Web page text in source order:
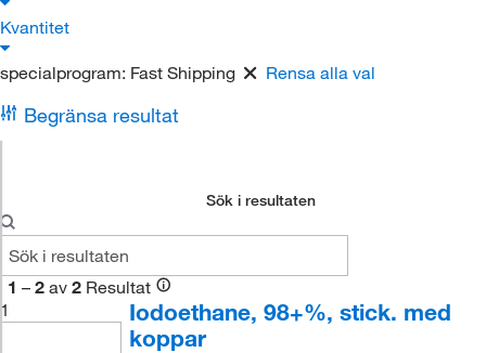
Kvantitet
specialprogram: Fast Shipping Rensa alla val
Begränsa resultat
Sök i resultaten
1 – 2 av 2 Resultat
1
Iodoethane, 98+%, stick. med
koppar